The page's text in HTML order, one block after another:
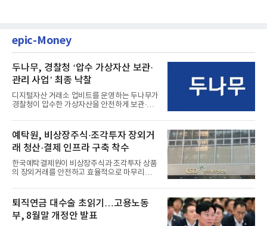
epic-Money
두나무, 경찰청 ‘압수 가상자산 보관·
관리 사업’ 최종 낙찰
디지털자산 거래소 업비트를 운영하는 두나무가
경찰청이 압수한 가상자산을 안전하게 보관·관
예탁원, 비상장주식·조각투자 장외거
래 청산·결제 인프라 구축 착수
한국예탁결제원이 비상장주식과 조각투자 상품
의 장외거래를 안전하고 효율적으로 마무리하기
퇴직연금 대수술 초읽기…고용노동
부, 8월말 개정안 발표